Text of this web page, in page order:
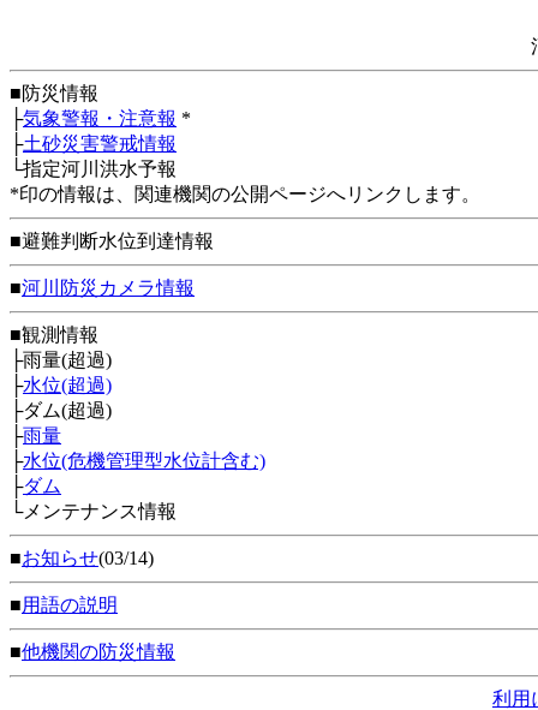
■防災情報
├気象警報・注意報 *
├土砂災害警戒情報
└指定河川洪水予報
*印の情報は、関連機関の公開ページへリンクします。
■避難判断水位到達情報
■河川防災カメラ情報
■観測情報
├雨量(超過)
├水位(超過)
├ダム(超過)
├雨量
├水位(危機管理型水位計含む)
├ダム
└メンテナンス情報
■お知らせ(03/14)
■用語の説明
■他機関の防災情報
利用